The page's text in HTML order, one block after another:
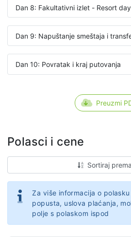
Dan 8: Fakultativni izlet - Resort
Dan 9: Napuštanje smeštaja i
Dan 10: Povratak i kraj putovanja
Preuzmi
Polasci i cene
Sortiraj prema
Za više informacija o
popusta, uslova plaćanja,
polje s polaskom ispod